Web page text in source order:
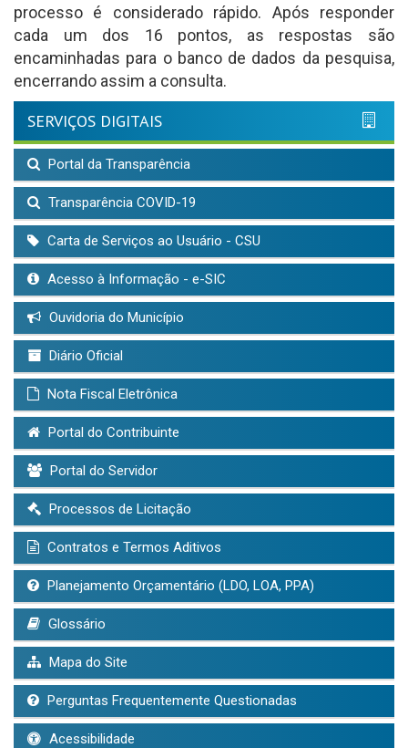
processo é considerado rápido. Após responder
cada um dos 16 pontos, as respostas são
encaminhadas para o banco de dados da pesquisa,
encerrando assim a consulta.
SERVIÇOS DIGITAIS
Portal da Transparência
Transparência COVID-19
Carta de Serviços ao Usuário - CSU
Acesso à Informação - e-SIC
Ouvidoria do Município
Diário Oficial
Nota Fiscal Eletrônica
Portal do Contribuinte
Portal do Servidor
Processos de Licitação
Contratos e Termos Aditivos
Planejamento Orçamentário (LDO, LOA, PPA)
Glossário
Mapa do Site
Perguntas Frequentemente Questionadas
Acessibilidade